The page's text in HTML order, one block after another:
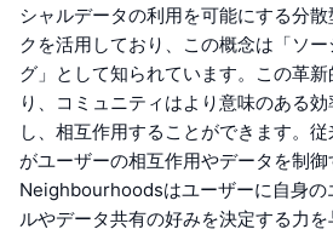
シャルデータの利用を可能にする分
クを活用しており、この概念は「ソ
グ」として知られています。この革
り、コミュニティはより意味のある
し、相互作用することができます。
がユーザーの相互作用やデータを制御
Neighbourhoodsはユーザーに自身の
ルやデータ共有の好みを決定する力を